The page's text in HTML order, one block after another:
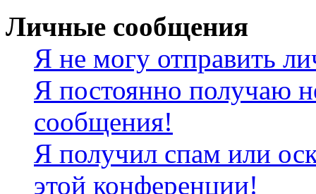
Личные сообщения
Я не могу отправить
Я постоянно получаю
сообщения!
Я получил спам или
этой конференции!